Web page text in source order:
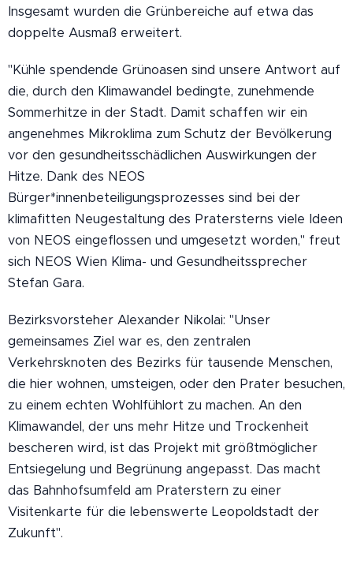
Insgesamt wurden die Grünbereiche auf etwa das
doppelte Ausmaß erweitert.
"Kühle spendende Grünoasen sind unsere Antwort auf
die, durch den Klimawandel bedingte, zunehmende
Sommerhitze in der Stadt. Damit schaffen wir ein
angenehmes Mikroklima zum Schutz der Bevölkerung
vor den gesundheitsschädlichen Auswirkungen der
Hitze. Dank des NEOS
Bürger*innenbeteiligungsprozesses sind bei der
klimafitten Neugestaltung des Pratersterns viele Ideen
von NEOS eingeflossen und umgesetzt worden," freut
sich NEOS Wien Klima- und Gesundheitssprecher
Stefan Gara.
Bezirksvorsteher Alexander Nikolai: "Unser
gemeinsames Ziel war es, den zentralen
Verkehrsknoten des Bezirks für tausende Menschen,
die hier wohnen, umsteigen, oder den Prater besuchen,
zu einem echten Wohlfühlort zu machen. An den
Klimawandel, der uns mehr Hitze und Trockenheit
bescheren wird, ist das Projekt mit größtmöglicher
Entsiegelung und Begrünung angepasst. Das macht
das Bahnhofsumfeld am Praterstern zu einer
Visitenkarte für die lebenswerte Leopoldstadt der
Zukunft".